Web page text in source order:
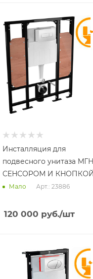
Инсталляция для
подвесного унитаза
СЕНСОРОМ И КНОПКОЙ
Мало Арт.: 23886
120 000 руб./шт